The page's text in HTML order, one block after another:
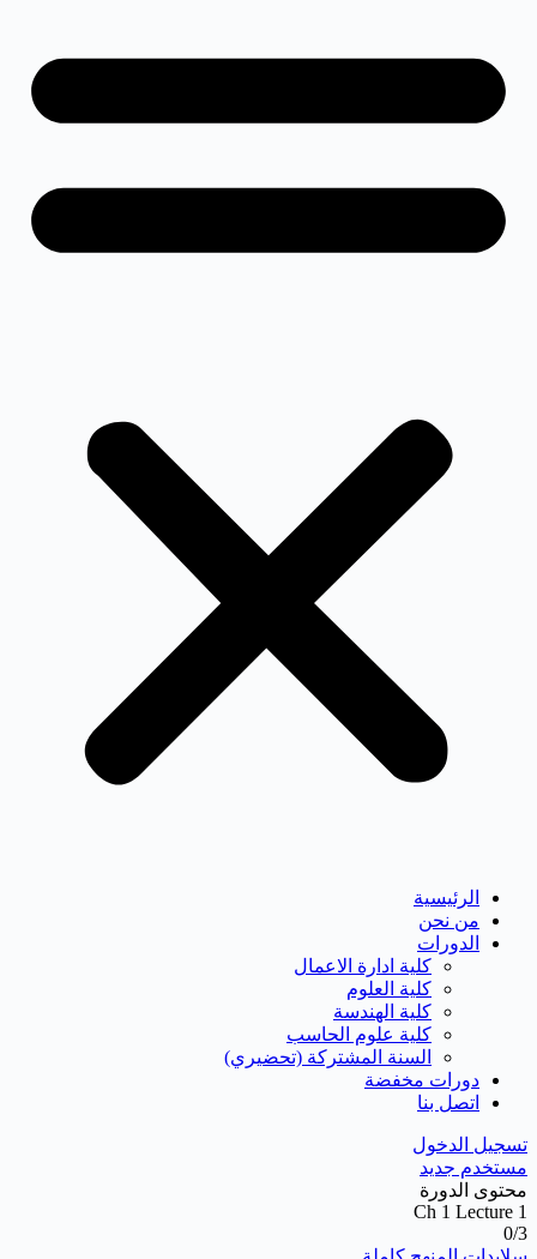
الرئيسية
من نحن
الدورات
كلية ادارة الاعمال
كلية العلوم
كلية الهندسة
كلية علوم الحاسب
السنة المشتركة (تحضيري)
دورات مخفضة
اتصل بنا
تسجيل الدخول
مستخدم جديد
محتوى الدورة
Ch 1 Lecture 1
0/3